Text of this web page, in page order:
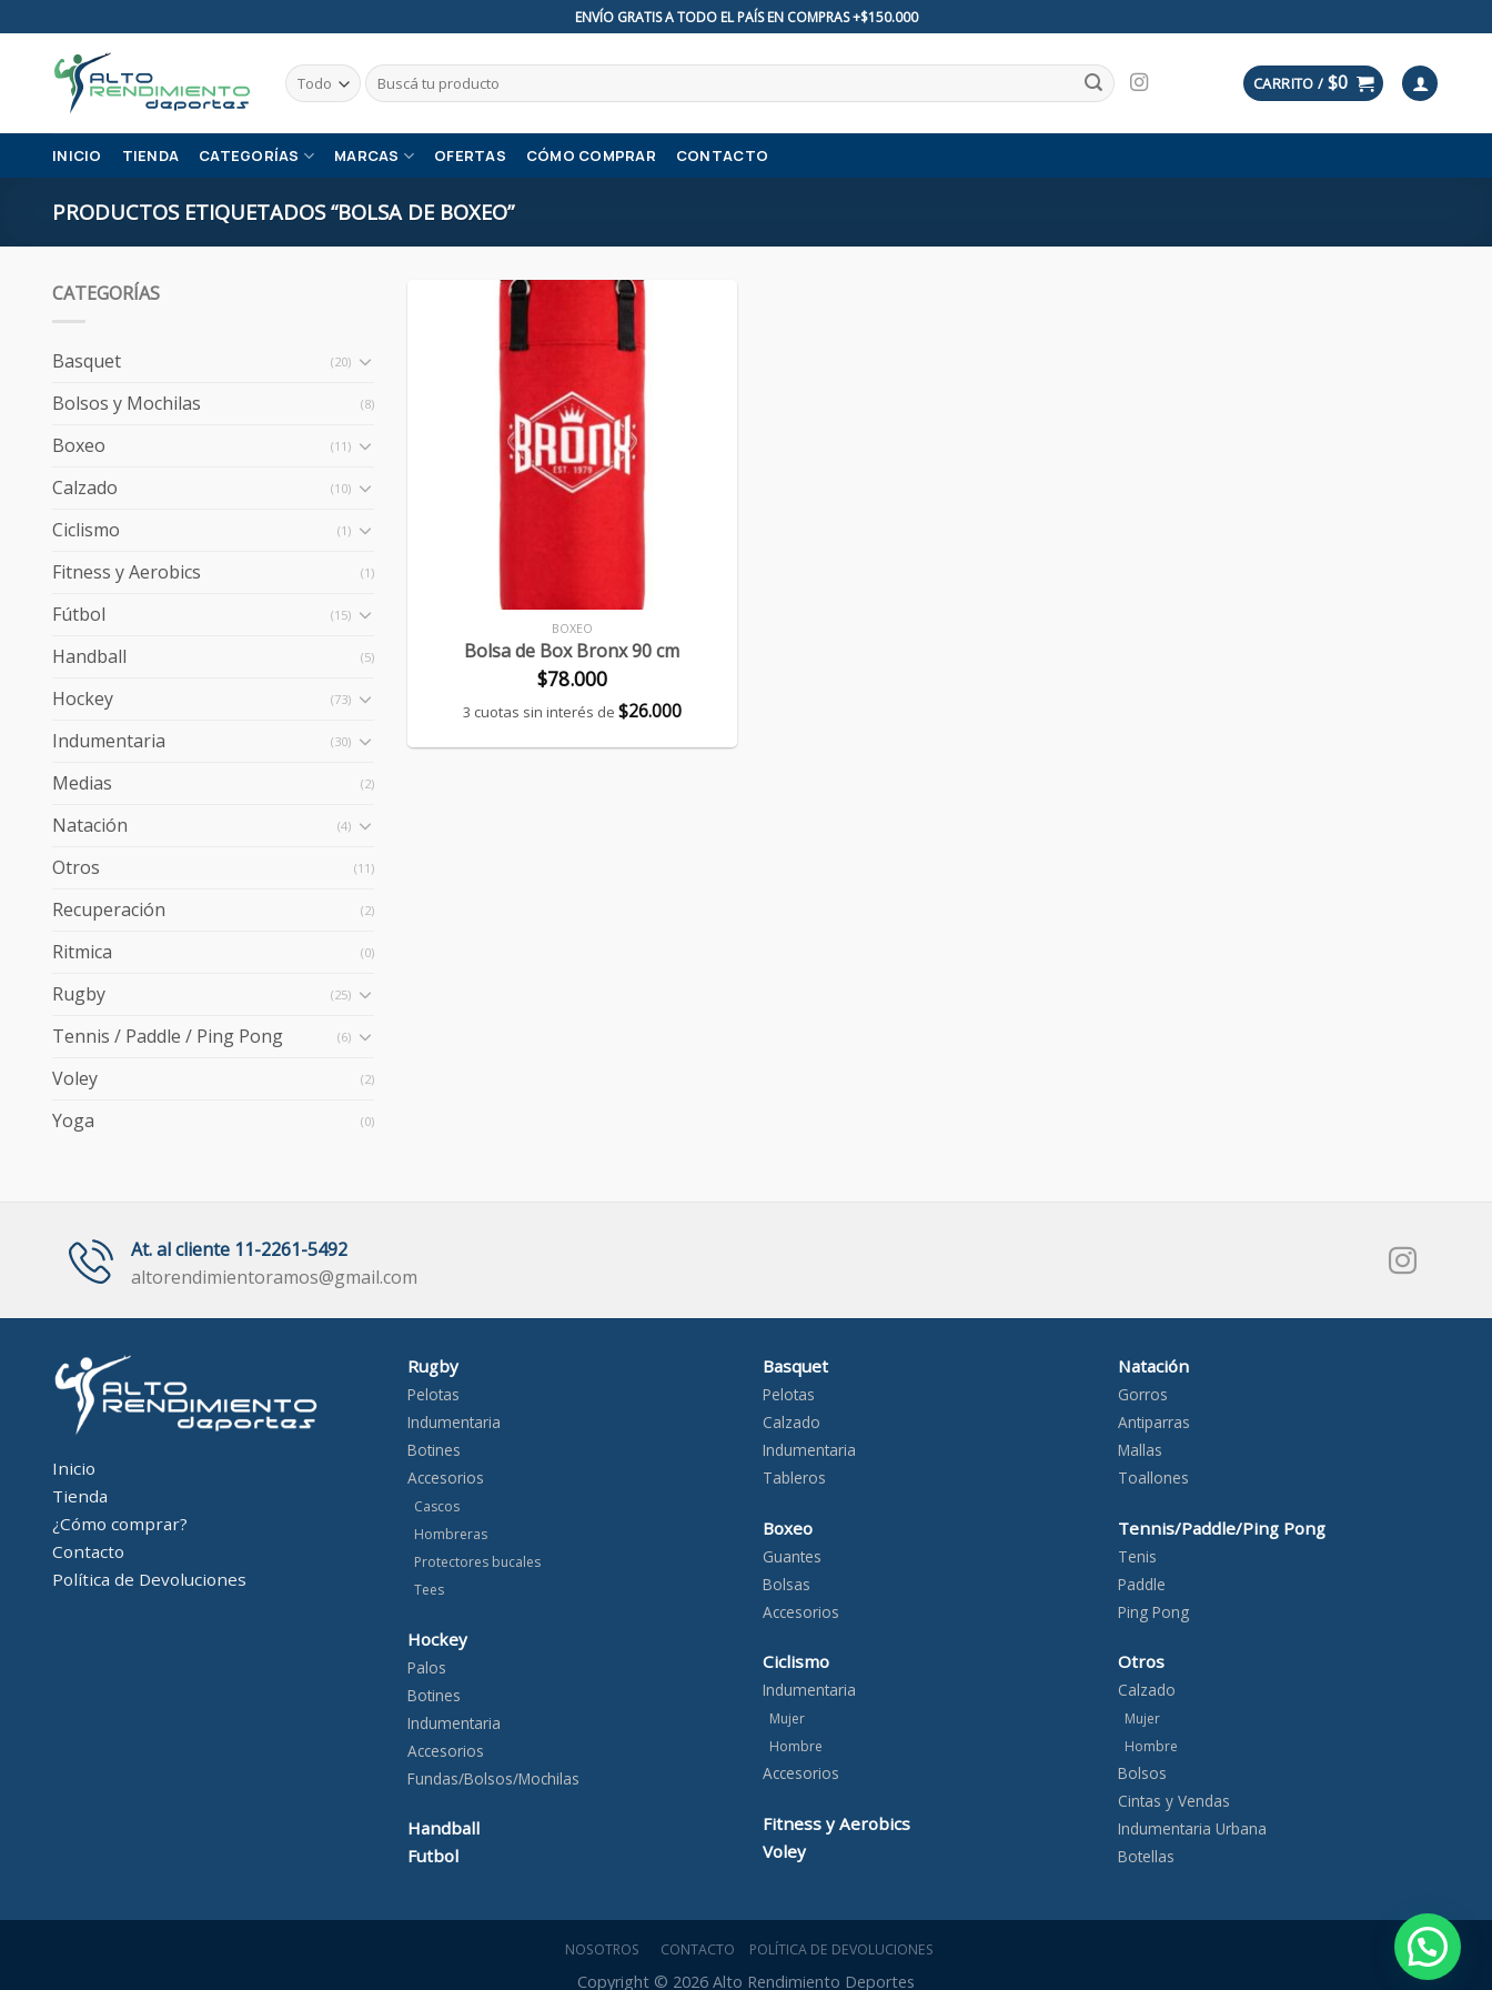
to
content
ENVÍO GRATIS A TODO EL PAÍS EN COMPRAS +$150.000
Buscar
por:
CARRITO / $0
INICIO TIENDA CATEGORÍAS MARCAS OFERTAS CÓMO COMPRAR CONTACTO
PRODUCTOS ETIQUETADOS “BOLSA DE BOXEO”
CATEGORÍAS
Basquet (20)
Bolsos y Mochilas (8)
Boxeo (11)
Calzado (10)
Ciclismo (1)
Fitness y Aerobics (1)
Fútbol (15)
Handball (5)
Hockey (73)
Indumentaria (30)
Medias (2)
Natación (4)
Otros (11)
Recuperación (2)
Ritmica (0)
Rugby (25)
Tennis / Paddle / Ping Pong (6)
Voley (2)
Yoga (0)
BOXEO
Bolsa de Box Bronx 90 cm
$78.000
3 cuotas sin interés de $26.000
At. al cliente 11-2261-5492
altorendimientoramos@gmail.com
Inicio
Tienda
¿Cómo comprar?
Contacto
Política de Devoluciones
Rugby
Pelotas
Indumentaria
Botines
Accesorios
Cascos
Hombreras
Protectores bucales
Tees
Hockey
Palos
Botines
Indumentaria
Accesorios
Fundas/Bolsos/Mochilas
Handball
Futbol
Basquet
Pelotas
Calzado
Indumentaria
Tableros
Boxeo
Guantes
Bolsas
Accesorios
Ciclismo
Indumentaria
Mujer
Hombre
Accesorios
Fitness y Aerobics
Voley
Natación
Gorros
Antiparras
Mallas
Toallones
Tennis/Paddle/Ping Pong
Tenis
Paddle
Ping Pong
Otros
Calzado
Mujer
Hombre
Bolsos
Cintas y Vendas
Indumentaria Urbana
Botellas
NOSOTROS CONTACTO POLÍTICA DE DEVOLUCIONES
Copyright © 2026 Alto Rendimiento Deportes